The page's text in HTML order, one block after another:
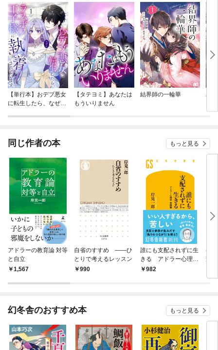
【単行本】おデブ悪女
に転生したら、なぜか
【タテヨミ】あなたは
もういりません
結界師の一輪華
バ
今
同じ作者の本 もっと見る
アドラーの教育論 対等
と自立
1,567
自省のすすめ ――ひ
とりで考えるレッスン
990
誰にも支配されずに生
きる アドラー心理学
実践編
982
ゆ
変
幻冬舎のおすすめ本 もっと見る